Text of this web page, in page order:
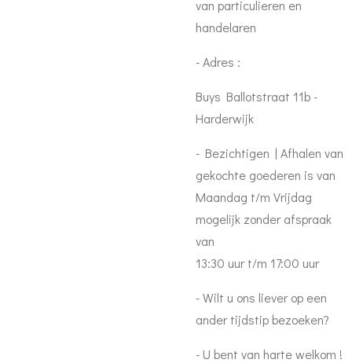
van particulieren en
handelaren
- Adres :
Buys Ballotstraat 11b -
Harderwijk
- Bezichtigen | Afhalen van
gekochte goederen is van
Maandag t/m Vrijdag
mogelijk zonder afspraak
van
13:30 uur t/m 17:00 uur
- Wilt u ons liever op een
ander tijdstip bezoeken?
- U bent van harte welkom !